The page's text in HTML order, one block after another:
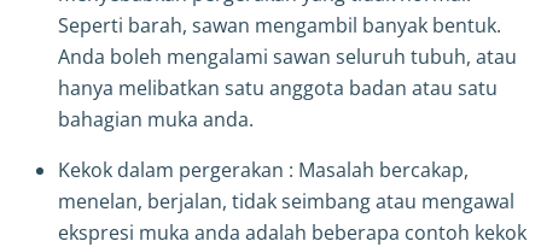
Seperti barah, sawan mengambil banyak bentuk.
Anda boleh mengalami sawan seluruh tubuh, atau
hanya melibatkan satu anggota badan atau satu
bahagian muka anda.
Kekok dalam pergerakan : Masalah bercakap,
menelan, berjalan, tidak seimbang atau mengawal
ekspresi muka anda adalah beberapa contoh kekok